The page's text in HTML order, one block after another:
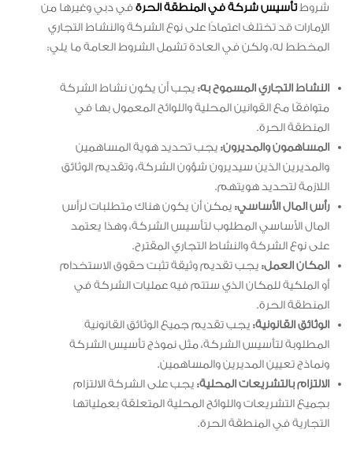
شروطتأسيس شركة في المنطقة الحرةفي دبي وغيرها من
الإمارات قد تختلف اعتمادًا على نوع الشركة والنشاط التجاري
المخطط له، ولكن في العادة تشمل الشروط العامة ما يلي:
النشاط التجاري المسموح به: يجب أن يكون نشاط الشركة
متوافقًا مع القوانين المحلية واللوائح المعمول بها في
المنطقة الحرة.
المساهمون والمديرون: يجب تحديد هوية المساهمين
والمديرين الذين سيديرون شؤون الشركة، وتقديم الوثائق
اللازمة لتحديد هويتهم.
رأس المال الأساسي: يمكن أن يكون هناك متطلبات لرأس
المال الأساسي المطلوب لتأسيس الشركة، وهذا يعتمد
على نوع الشركة والنشاط التجاري المقترح.
المكان العمل: يجب تقديم وثيقة تثبت حقوق الاستخدام
أو الملكية للمكان الذي ستتم فيه عمليات الشركة في
المنطقة الحرة.
الوثائق القانونية: يجب تقديم جميع الوثائق القانونية
المطلوبة لتأسيس الشركة، مثل نموذج تأسيس الشركة
ونماذج تعيين المديرين والمساهمين.
الالتزام بالتشريعات المحلية: يجب على الشركة الالتزام
بجميع التشريعات واللوائح المحلية المتعلقة بعملياتها
التجارية في المنطقة الحرة.